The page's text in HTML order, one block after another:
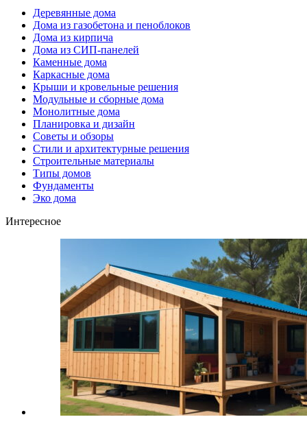
Деревянные дома
Дома из газобетона и пеноблоков
Дома из кирпича
Дома из СИП-панелей
Каменные дома
Каркасные дома
Крыши и кровельные решения
Модульные и сборные дома
Монолитные дома
Планировка и дизайн
Советы и обзоры
Стили и архитектурные решения
Строительные материалы
Типы домов
Фундаменты
Эко дома
Интересное